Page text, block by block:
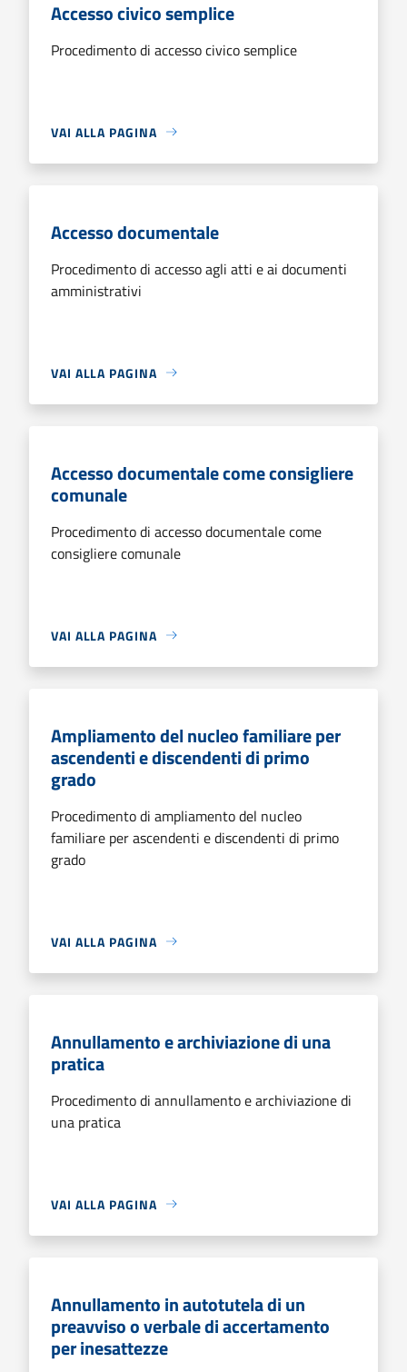
Accesso civico semplice
Procedimento di accesso civico semplice
VAI ALLA PAGINA
Accesso documentale
Procedimento di accesso agli atti e ai documenti
amministrativi
VAI ALLA PAGINA
Accesso documentale come consigliere
comunale
Procedimento di accesso documentale come
consigliere comunale
VAI ALLA PAGINA
Ampliamento del nucleo familiare per
ascendenti e discendenti di primo
grado
Procedimento di ampliamento del nucleo
familiare per ascendenti e discendenti di primo
grado
VAI ALLA PAGINA
Annullamento e archiviazione di una
pratica
Procedimento di annullamento e archiviazione di
una pratica
VAI ALLA PAGINA
Annullamento in autotutela di un
preavviso o verbale di accertamento
per inesattezze